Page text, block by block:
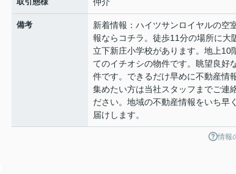
備考
新着情報：ハイツサンロイヤルの空
報ならコチラ。徒歩11分の場所に大
立下新庄小学校があります。地上10
てのイチオシの物件です。眺望良好
件です。できるだけ早めに不動産情
集めたい方は当社スタッフまでご連
ださい。地域の不動産情報をいち早
届けします。
情報